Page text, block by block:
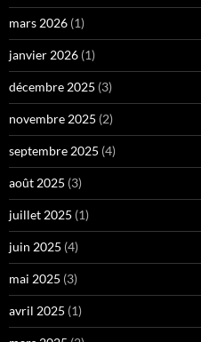
mars 2026 (1)
janvier 2026 (1)
décembre 2025 (3)
novembre 2025 (2)
septembre 2025 (4)
août 2025 (3)
juillet 2025 (1)
juin 2025 (4)
mai 2025 (3)
avril 2025 (1)